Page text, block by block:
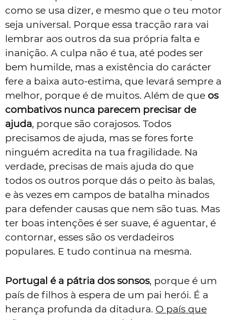
como se usa dizer, e mesmo que o teu motor
seja universal. Porque essa tracção rara vai
lembrar aos outros da sua própria falta e
inanição. A culpa não é tua, até podes ser
bem humilde, mas a existência do carácter
fere a baixa auto-estima, que levará sempre a
melhor, porque é de muitos. Além de que os
combativos nunca parecem precisar de
ajuda, porque são corajosos. Todos
precisamos de ajuda, mas se fores forte
ninguém acredita na tua fragilidade. Na
verdade, precisas de mais ajuda do que
todos os outros porque dás o peito às balas,
e às vezes em campos de batalha minados
para defender causas que nem são tuas. Mas
ter boas intenções é ser suave, é aguentar, é
contornar, esses são os verdadeiros
populares. E tudo continua na mesma.
Portugal é a pátria dos sonsos, porque é um
país de filhos à espera de um pai herói. É a
herança profunda da ditadura. O país que